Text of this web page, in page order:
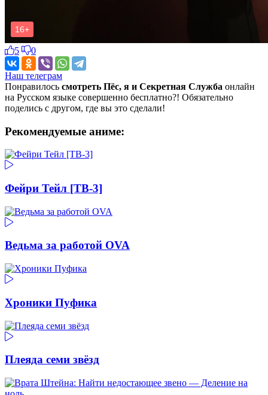
5 0
Наш телеграм
Понравилось смотреть Пёс, я и Секретная Служба онлайн
на Русском языке совершенно бесплатно?! Обязательно
поделись с другом, где вы это сделали!
Рекомендуемые аниме:
Фейри Тейл [ТВ-3]
Ведьма за работой OVA
Хроники Пуфика
Плеяда семи звёзд